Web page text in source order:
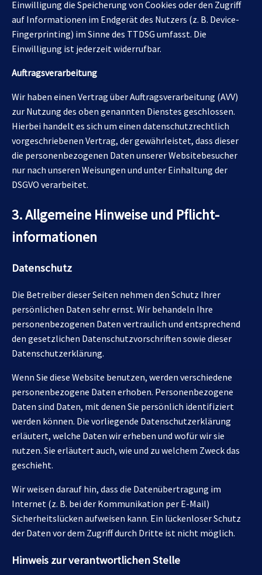
Einwilligung die Speicherung von Cookies oder den Zugriff
auf Informationen im Endgerät des Nutzers (z. B. Device-
Fingerprinting) im Sinne des TTDSG umfasst. Die
Einwilligung ist jederzeit widerrufbar.
Auftragsverarbeitung
Wir haben einen Vertrag über Auftragsverarbeitung (AVV)
zur Nutzung des oben genannten Dienstes geschlossen.
Hierbei handelt es sich um einen datenschutzrechtlich
vorgeschriebenen Vertrag, der gewährleistet, dass dieser
die personenbezogenen Daten unserer Websitebesucher
nur nach unseren Weisungen und unter Einhaltung der
DSGVO verarbeitet.
3. Allgemeine Hinweise und Pflicht­
informationen
Datenschutz
Die Betreiber dieser Seiten nehmen den Schutz Ihrer
persönlichen Daten sehr ernst. Wir behandeln Ihre
personenbezogenen Daten vertraulich und entsprechend
den gesetzlichen Datenschutzvorschriften sowie dieser
Datenschutzerklärung.
Wenn Sie diese Website benutzen, werden verschiedene
personenbezogene Daten erhoben. Personenbezogene
Daten sind Daten, mit denen Sie persönlich identifiziert
werden können. Die vorliegende Datenschutzerklärung
erläutert, welche Daten wir erheben und wofür wir sie
nutzen. Sie erläutert auch, wie und zu welchem Zweck das
geschieht.
Wir weisen darauf hin, dass die Datenübertragung im
Internet (z. B. bei der Kommunikation per E-Mail)
Sicherheitslücken aufweisen kann. Ein lückenloser Schutz
der Daten vor dem Zugriff durch Dritte ist nicht möglich.
Hinweis zur verantwortlichen Stelle